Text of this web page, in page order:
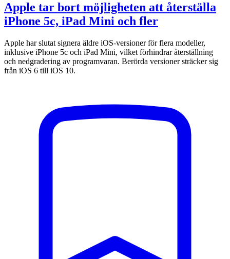
Apple tar bort möjligheten att återställa
iPhone 5c, iPad Mini och fler
Apple har slutat signera äldre iOS-versioner för flera modeller,
inklusive iPhone 5c och iPad Mini, vilket förhindrar återställning
och nedgradering av programvaran. Berörda versioner sträcker sig
från iOS 6 till iOS 10.